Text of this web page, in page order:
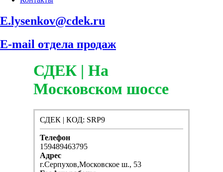
E.lysenkov@cdek.ru
E-mail отдела продаж
СДЕК | На
Московском шоссе
СДЕК | КОД: SRP9
Телефон
159489463795
Адрес
г.Серпухов,Московское ш., 53